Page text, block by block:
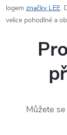
logem značky LEE.
velice pohodlné a
Můžete